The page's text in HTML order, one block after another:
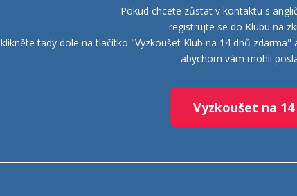
Pokud chcete zůstat v kontaktu s
registrujte se do Klubu na
klikněte tady dole na tlačítko "Vyzkoušet Klub na 14 dnů
abychom vám mohli
Vyzkoušet na